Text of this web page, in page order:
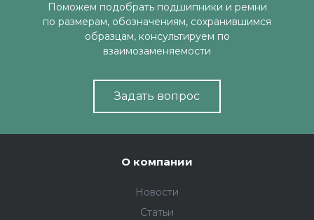
Поможем подобрать подшипники и ремни
по размерам, обозначениям, сохранившимся
образцам, консультируем по
взаимозаменяемости
Задать вопрос
О компании
Новости
Статьи